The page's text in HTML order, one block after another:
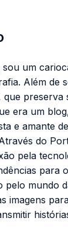
sou um
Além de
preserva
era um
e amante
do
pela
para
pelo mundo
imagens